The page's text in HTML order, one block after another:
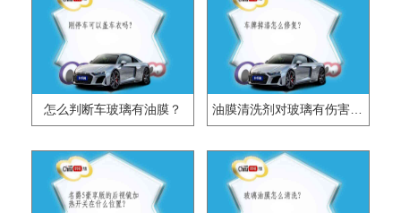
怎么判断车玻璃有油膜？ 油膜清洗剂对玻璃有伤害吗?